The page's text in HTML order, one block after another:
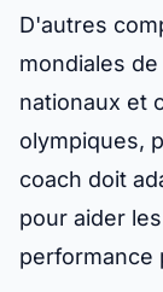
D'autres
mondiales
nationaux et
olympiques,
coach doit
pour aider
performance